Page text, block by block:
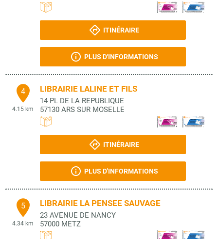
ITINÉRAIRE
PLUS D'INFORMATIONS
4
4.15 km
LIBRAIRIE LALINE ET FILS
14 PL DE LA REPUBLIQUE
57130 ARS SUR MOSELLE
ITINÉRAIRE
PLUS D'INFORMATIONS
5
4.34 km
LIBRAIRIE LA PENSEE SAUVAGE
23 AVENUE DE NANCY
57000 METZ